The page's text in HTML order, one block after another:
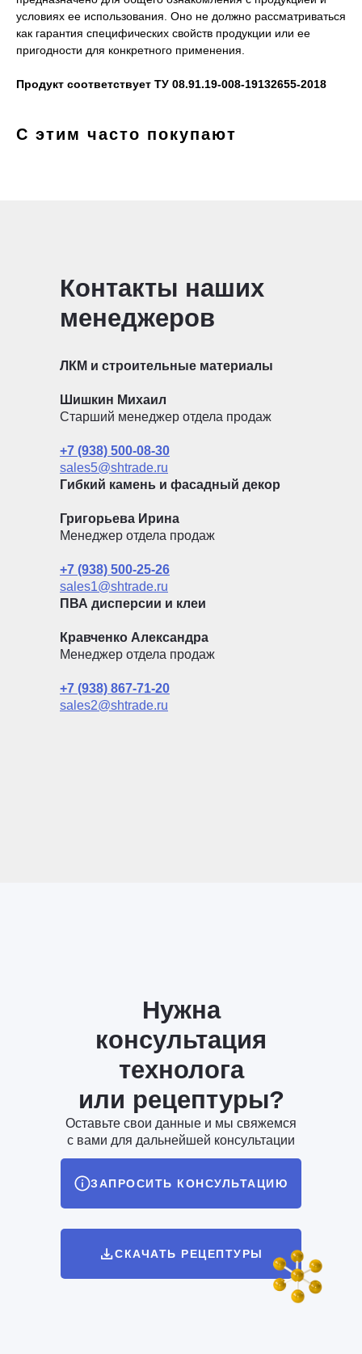
условиях ее использования. Оно не должно рассматриваться
как гарантия специфических свойств продукции или ее
пригодности для конкретного применения.
Продукт соответствует ТУ 08.91.19-008-19132655-2018
С этим часто покупают
Контакты наших
менеджеров
ЛКМ и строительные материалы
Шишкин Михаил
Старший менеджер отдела продаж
+7 (938) 500-08-30
sales5@shtrade.ru
Гибкий камень и фасадный декор
Григорьева Ирина
Менеджер отдела продаж
+7 (938) 500-25-26
sales1@shtrade.ru
ПВА дисперсии и клеи
Кравченко Александра
Менеджер отдела продаж
+7 (938) 867-71-20
sales2@shtrade.ru
СКАЧАТЬ РЕЦЕПТУРЫ
ЗАПРОСИТЬ КОНСУЛЬТАЦИЮ
Нужна
консультация
технолога
или рецептуры?
Оставьте свои данные и мы свяжемся
с вами для дальнейшей консультации